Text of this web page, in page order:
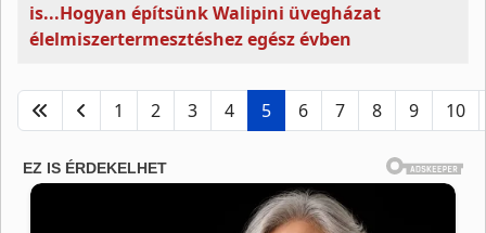
is...Hogyan építsünk Walipini üvegházat
élelmiszertermesztéshez egész évben
5. oldal / 27
1 2 3 4 5 6 7 8 9 10